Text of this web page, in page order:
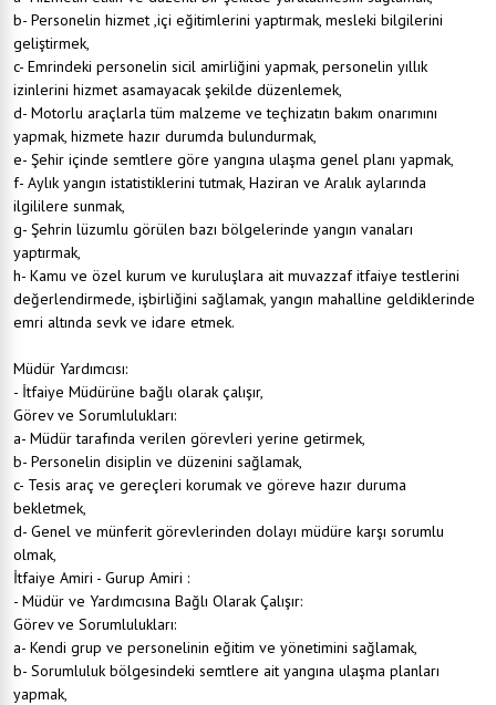
b- Personelin hizmet ,içi eğitimlerini yaptırmak, mesleki bilgilerini
geliştirmek,
c- Emrindeki personelin sicil amirliğini yapmak, personelin yıllık
izinlerini hizmet asamayacak şekilde düzenlemek,
d- Motorlu araçlarla tüm malzeme ve teçhizatın bakım onarımını
yapmak, hizmete hazır durumda bulundurmak,
e- Şehir içinde semtlere göre yangına ulaşma genel planı yapmak,
f- Aylık yangın istatistiklerini tutmak, Haziran ve Aralık aylarında
ilgililere sunmak,
g- Şehrin lüzumlu görülen bazı bölgelerinde yangın vanaları
yaptırmak,
h- Kamu ve özel kurum ve kuruluşlara ait muvazzaf itfaiye testlerini
değerlendirmede, işbirliğini sağlamak, yangın mahalline geldiklerinde
emri altında sevk ve idare etmek.
Müdür Yardımcısı:
- İtfaiye Müdürüne bağlı olarak çalışır,
Görev ve Sorumlulukları:
a- Müdür tarafında verilen görevleri yerine getirmek,
b- Personelin disiplin ve düzenini sağlamak,
c- Tesis araç ve gereçleri korumak ve göreve hazır duruma
bekletmek,
d- Genel ve münferit görevlerinden dolayı müdüre karşı sorumlu
olmak,
İtfaiye Amiri - Gurup Amiri :
- Müdür ve Yardımcısına Bağlı Olarak Çalışır:
Görev ve Sorumlulukları:
a- Kendi grup ve personelinin eğitim ve yönetimini sağlamak,
b- Sorumluluk bölgesindeki semtlere ait yangına ulaşma planları
yapmak,